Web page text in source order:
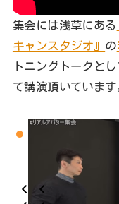
集会には浅草にある
キャンスタジオ』 の
トニングトークと
て講演頂いています